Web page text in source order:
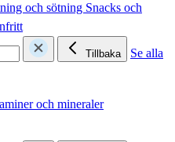
och sötning Snacks och
Tillbaka
Se alla
och mineraler